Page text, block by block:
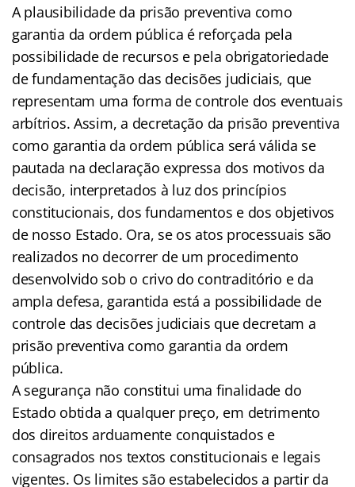
A plausibilidade da prisão preventiva como
garantia da ordem pública é reforçada pela
possibilidade de recursos e pela obrigatoriedade
de fundamentação das decisões judiciais, que
representam uma forma de controle dos eventuais
arbítrios. Assim, a decretação da prisão preventiva
como garantia da ordem pública será válida se
pautada na declaração expressa dos motivos da
decisão, interpretados à luz dos princípios
constitucionais, dos fundamentos e dos objetivos
de nosso Estado. Ora, se os atos processuais são
realizados no decorrer de um procedimento
desenvolvido sob o crivo do contraditório e da
ampla defesa, garantida está a possibilidade de
controle das decisões judiciais que decretam a
prisão preventiva como garantia da ordem
pública.
A segurança não constitui uma finalidade do
Estado obtida a qualquer preço, em detrimento
dos direitos arduamente conquistados e
consagrados nos textos constitucionais e legais
vigentes. Os limites são estabelecidos a partir da